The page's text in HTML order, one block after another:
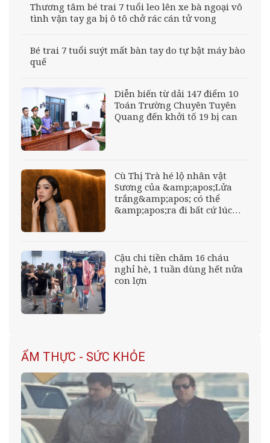
Thương tâm bé trai 7 tuổi leo lên xe bà ngoại vô
tình vặn tay ga bị ô tô chở rác cán tử vong
Bé trai 7 tuổi suýt mất bàn tay do tự bật máy bào
quế
Diễn biến từ dải 147 điểm 10
Toán Trường Chuyên Tuyên
Quang đến khởi tố 19 bị can
Cù Thị Trà hé lộ nhân vật
Sương của &amp;apos;Lửa
trắng&amp;apos; có thể
&amp;apos;ra đi bất cứ lúc
Cậu chi tiền chăm 16 cháu
nghỉ hè, 1 tuần dùng hết nửa
con lợn
ẨM THỰC - SỨC KHỎE